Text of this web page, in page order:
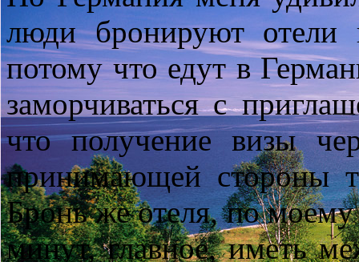
люди бронируют отели
потому что едут в
заморчиваться с
что получение визы
принимающей стороны
Бронь же отеля, по
минут, главное, иметь